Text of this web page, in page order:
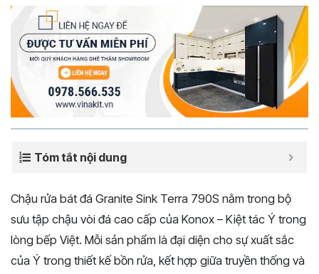
Tóm tắt nội dung
Chậu rửa bát đá Granite Sink Terra 790S nằm trong bộ
sưu tập chậu vòi đá cao cấp của Konox – Kiệt tác Ý trong
lòng bếp Việt. Mỗi sản phẩm là đại diện cho sự xuất sắc
của Ý trong thiết kế bồn rửa, kết hợp giữa truyền thống và